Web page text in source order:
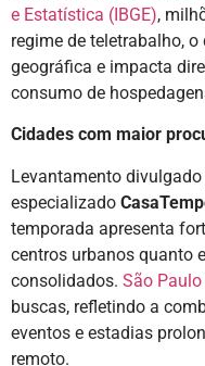
e Estatística (IBGE),
regime de teletrabalho,
geográfica e impacta
consumo de
Cidades com maior
Levantamento
especializado
temporada apresenta
centros urbanos quanto
consolidados. São Paulo
buscas, refletindo a
eventos e estadias
remoto.